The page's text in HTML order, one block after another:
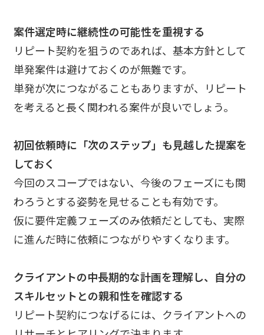
案件選定時に継続性の可能性を重視する
リピート契約を狙うのであれば、基本方針として
単発案件は避けておくのが無難です。
単発が次につながることもありますが、リピート
を考えると長く関われる案件が良いでしょう。
初回依頼時に「次のステップ」も見越した提案を
しておく
今回のスコープではない、今後のフェーズにも関
わろうとする姿勢を見せることも有効です。
仮に要件定義フェーズのみ依頼だとしても、実際
に進んだ時に依頼につながりやすくなります。
クライアントの中長期的な計画を理解し、自分の
スキルセットとの親和性を確認する
リピート契約につなげるには、クライアントへの